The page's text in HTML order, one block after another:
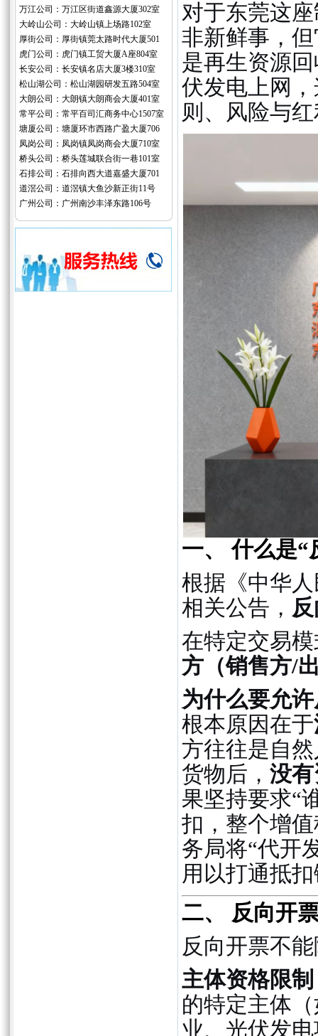
万江公司：万江区街道鑫源大厦302室
大岭山公司：大岭山镇上场路102室
厚街公司：厚街镇莞太路时代大厦501
虎门公司：虎门镇工贸大厦A座804室
长安公司：长安镇名店大厦3楼310室
松山湖公司：松山湖园研发五路504室
大朗公司：大朗镇大朗商会大厦401室
常平公司：常平百司汇商务中心1507室
塘厦公司：塘厦环市西路广盈大厦706
凤岗公司：凤岗镇凤岗商会大厦710室
桥头公司：桥头莲城联合街一巷101室
石排公司：石排向西大道嘉盛大厦701
道滘公司：道滘镇大鱼沙新正街11号
广州公司：广州南沙丰泽东路106号
对于东莞这
非新鲜事，
是再生资源
伏发电上网
则、风险与
一、 什么是“
根据《中华
相关公告，
在特定交易
方（销售方/
为什么要允
根本原因在于
方往往是自
货物后， 没
果坚持要求“
扣，整个增
务局将“代开
用以打通抵
二、 反向开
反向开票不
主体资格限制
的特定主体
业、光伏发